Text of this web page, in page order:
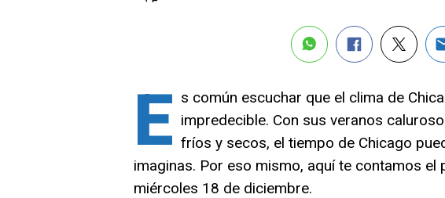
E s común escuchar que el clima de
impredecible. Con sus veranos
fríos y secos, el tiempo de Chicago
imaginas. Por eso mismo, aquí te contamos
miércoles 18 de diciembre.